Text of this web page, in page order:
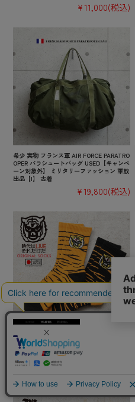
¥11,000(税込)
希少 実物 フランス軍 AIR FORCE PARATRO
OPER パラシュートバッグ USED【キャンペ
ーン対象外】 ミリタリーファッション 軍放
出品【I】 古着
¥19,800(税込)
【即日出荷対応】WAIPER.inc 時代はLIVE
それだけだ オリジナル クルーソックス 日
本製【TB】【キャンペーン対象外】